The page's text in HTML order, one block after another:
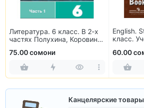
Литература. 6 класс. В 2-х
частях Полухина, Коровина,
75.00 сомони
English.
класс.
60.00
Канцелярские товары